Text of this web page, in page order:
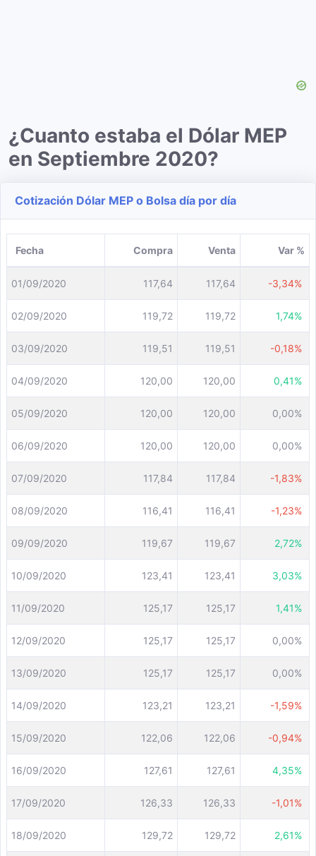
¿Cuanto estaba el Dólar MEP
en Septiembre 2020?
Cotización Dólar MEP o Bolsa día por día
Fecha Compra Venta Var %
01/09/2020 117,64 117,64 -3,34%
02/09/2020 119,72 119,72 1,74%
03/09/2020 119,51 119,51 -0,18%
04/09/2020 120,00 120,00 0,41%
05/09/2020 120,00 120,00 0,00%
06/09/2020 120,00 120,00 0,00%
07/09/2020 117,84 117,84 -1,83%
08/09/2020 116,41 116,41 -1,23%
09/09/2020 119,67 119,67 2,72%
10/09/2020 123,41 123,41 3,03%
11/09/2020 125,17 125,17 1,41%
12/09/2020 125,17 125,17 0,00%
13/09/2020 125,17 125,17 0,00%
14/09/2020 123,21 123,21 -1,59%
15/09/2020 122,06 122,06 -0,94%
16/09/2020 127,61 127,61 4,35%
17/09/2020 126,33 126,33 -1,01%
18/09/2020 129,72 129,72 2,61%